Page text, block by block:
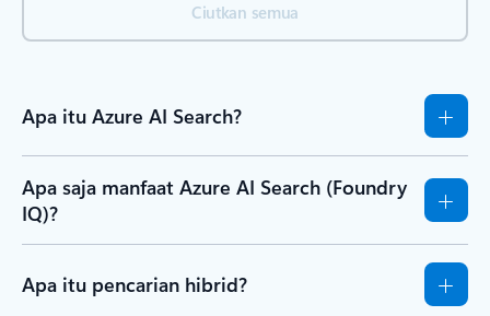
Ciutkan semua
Apa itu Azure AI Search?
Apa saja manfaat Azure AI Search (Foundry
IQ)?
Apa itu pencarian hibrid?